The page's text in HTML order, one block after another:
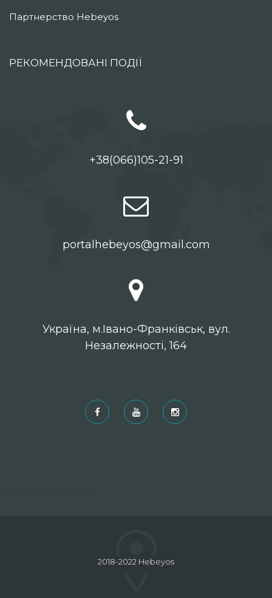
Партнерство Hebeyos
РЕКОМЕНДОВАНІ ПОДІЇ
+38(066)105-21-91
portalhebeyos@gmail.com
Українa, м.Івано-Франківськ, вул.
Незалежності, 164
2018-2022 Hebeyos